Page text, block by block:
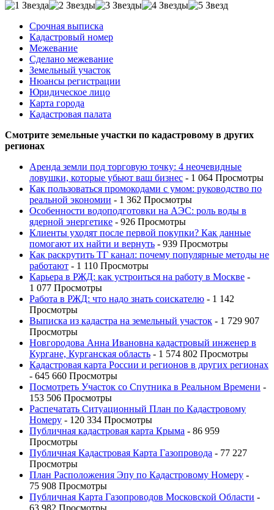
Срочная выписка
Кадастровый номер
Межевание
Сделано межевание
Земельный участок
Нюансы регистрации
Юридическое лицо
Карта города
Кадастровая палата
Смотрите земельные участки по кадастровому в других
регионах
Аренда земли под торговую точку: 4 неочевидные
ловушки, которые убьют ваш бизнес - 1 064 Просмотры
Как пользоваться промокодами с умом: руководство по
реальной экономии - 1 362 Просмотры
Особенности водоподготовки на АЭС: роль воды в
ядерной энергетике - 926 Просмотры
Клиенты уходят после первой покупки? Как данные
помогают их найти и вернуть - 939 Просмотры
Как раскрутить ТГ канал: почему популярные методы не
работают - 1 110 Просмотры
Карьера в РЖД: как устроиться на работу в Москве -
1 077 Просмотры
Работа в РЖД: что надо знать соискателю - 1 142
Просмотры
Выписка из кадастра на земельный участок - 1 729 907
Просмотры
Новгородова Анна Ивановна кадастровый инженер в
Кургане, Курганская область - 1 574 802 Просмотры
Кадастровая карта России и регионов в других регионах
- 645 660 Просмотры
Посмотреть Участок со Спутника в Реальном Времени -
153 506 Просмотры
Распечатать Ситуационный План по Кадастровому
Номеру - 120 334 Просмотры
Публичная кадастровая карта Крыма - 86 959
Просмотры
Публичная Кадастровая Карта Газопровода - 77 227
Просмотры
План Расположения Эпу по Кадастровому Номеру -
75 908 Просмотры
Публичная Карта Газопроводов Московской Области -
63 982 Просмотры